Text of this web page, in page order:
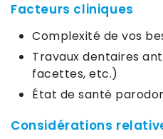
Facteurs cliniques
Complexité de vos
Travaux dentaires
facettes, etc.)
État de santé
Considérations